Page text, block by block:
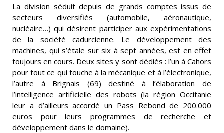
La division séduit depuis de grands comptes issus de
secteurs diversifiés (automobile, aéronautique,
nucléaire…) qui désirent participer aux expérimentations
de la société cadurcienne. Le développement des
machines, qui s’étale sur six à sept années, est en effet
toujours en cours. Deux sites y sont dédiés : l’un à Cahors
pour tout ce qui touche à la mécanique et à l’électronique,
l’autre à Brignais (69) destiné à l’élaboration de
l’intelligence artificielle des robots (la région Occitanie
leur a d’ailleurs accordé un Pass Rebond de 200.000
euros pour leurs programmes de recherche et
développement dans le domaine).